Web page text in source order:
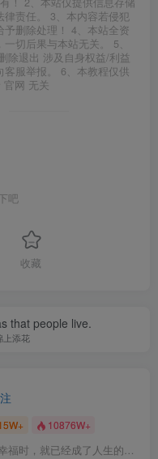
律责任。 3、本内容若侵犯
删除处理！ 4、本站全资
切后果与本站无关。 5、
除退出 涉及自身权益/利益
服举报。 6、本教程仅供
网 无关
吧
收藏
that people live.
上添花
10876W+
当我们懂得珍惜平凡的幸福时，就已经成了人生的赢家